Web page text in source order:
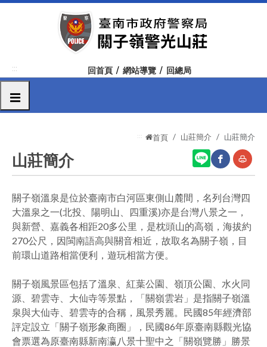
跳
容
塊
::: 回首頁 網站導覽 回總局
選單
::: 首頁 山莊簡介 山莊簡介
山莊簡介
網
站
分
享
facebook
友
列
印
關子嶺溫泉是位於臺南市白河區東側山麓間，名列台灣四
大溫泉之一(北投、陽明山、四重溪)亦是台灣八景之一，
與新營、嘉義各相距20多公里，是枕頭山的高嶺，海拔約
270公尺，因閩南語高與關音相近，故取名為關子嶺，目
前環山道路相當便利，遊玩相當方便。
關子嶺風景區包括了溫泉、紅葉公園、嶺頂公園、水火同
源、碧雲寺、大仙寺等景點，「關嶺雲岩」是指關子嶺溫
泉與大仙寺、碧雲寺的合稱，風景秀麗。民國85年經濟部
評定設立「關子嶺形象商圈」，民國86年原臺南縣觀光協
會票選為原臺南縣新南瀛八景十聖中之「關嶺覽勝」勝景